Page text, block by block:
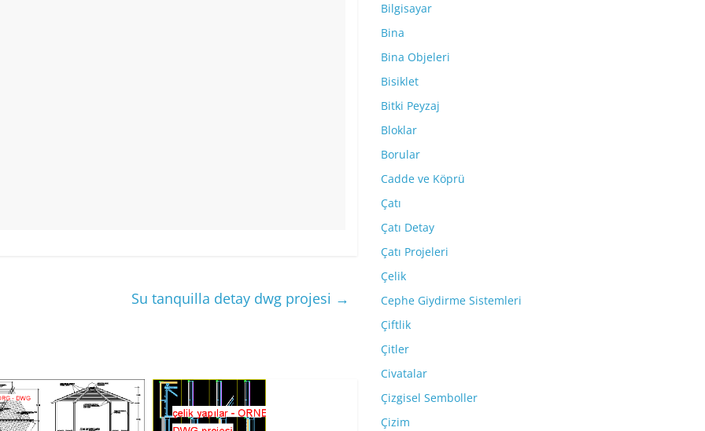
Su tanquilla detay dwg projesi →
Bilgisayar
Bina
Bina Objeleri
Bisiklet
Bitki Peyzaj
Bloklar
Borular
Cadde ve Köprü
Çatı
Çatı Detay
Çatı Projeleri
Çelik
Cephe Giydirme Sistemleri
Çiftlik
Çitler
Civatalar
Çizgisel Semboller
Çizim